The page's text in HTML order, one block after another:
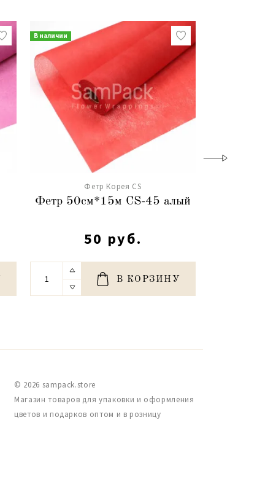
В наличии
Фетр Корея CS
Фетр 50см*15м CS-45 алый
50 руб.
В КОРЗИНУ
© 2026 sampack.store
Магазин товаров для упаковки и оформления
цветов и подарков оптом и в розницу